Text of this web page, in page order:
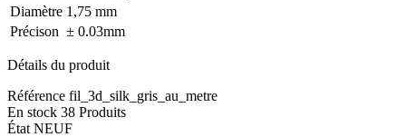
Diamètre 1,75 mm
Précison ± 0.03mm
Détails du produit
Référence fil_3d_silk_gris_au_metre
En stock 38 Produits
État NEUF